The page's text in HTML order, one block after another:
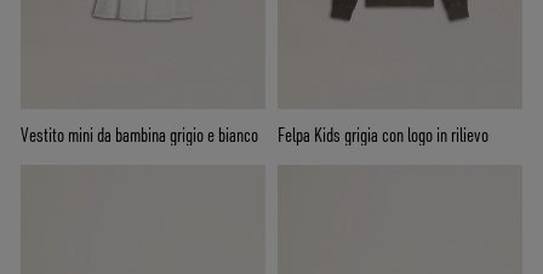
Vestito mini da bambina grigio e bianco Felpa Kids grigia con logo in rilievo